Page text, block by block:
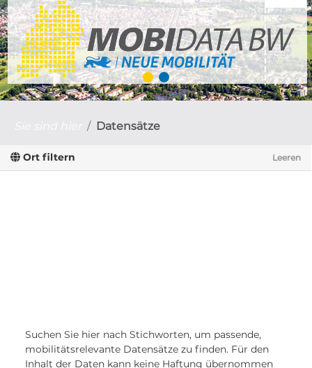
Datensätze
Ort filtern Leeren
Suchen Sie hier nach Stichworten, um passende,
mobilitätsrelevante Datensätze zu finden. Für den
Inhalt der Daten kann keine Haftung übernommen